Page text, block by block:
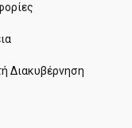
Διακυβέρνηση